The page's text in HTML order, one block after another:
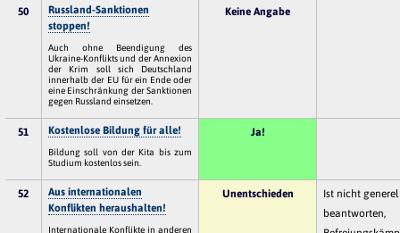
50
Russland-Sanktionen
stoppen!
Auch ohne Beendigung des
Ukraine-Konflikts und der Annexion
der Krim soll sich Deutschland
innerhalb der EU für ein Ende oder
eine Einschränkung der Sanktionen
gegen Russland einsetzen.
Keine Angabe
51 Kostenlose Bildung für alle!
Bildung soll von der Kita bis zum
Studium kostenlos sein.
Ja!
52
Aus internationalen
Konflikten heraushalten!
Internationale Konflikte in anderen
Unentschieden
Ist nicht
beantworten,